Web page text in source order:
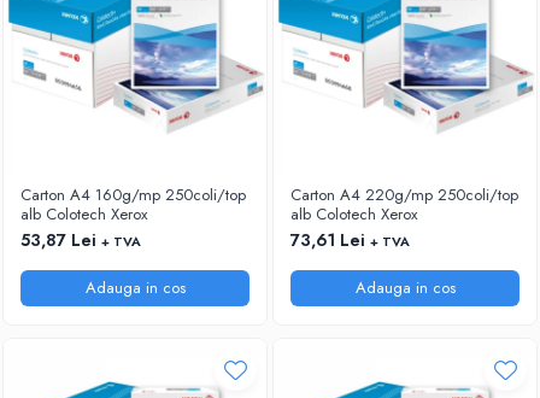
Carton A4 160g/mp 250coli/top
alb Colotech Xerox
53,87 Lei + TVA
Adauga in cos
Carton A4 220g/mp 250coli/top
alb Colotech Xerox
73,61 Lei + TVA
Adauga in cos